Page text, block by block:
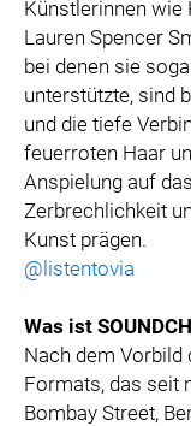
Künstlerinnen wie
Lauren Spencer
bei denen sie
unterstützte, sind
und die tiefe
feuerroten Haar
Anspielung auf
Zerbrechlichkeit
Kunst prägen.
@listentovia
Was ist
Nach dem
Formats, das seit
Bombay Street,